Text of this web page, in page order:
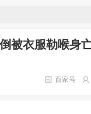
被衣服勒喉身
百家号